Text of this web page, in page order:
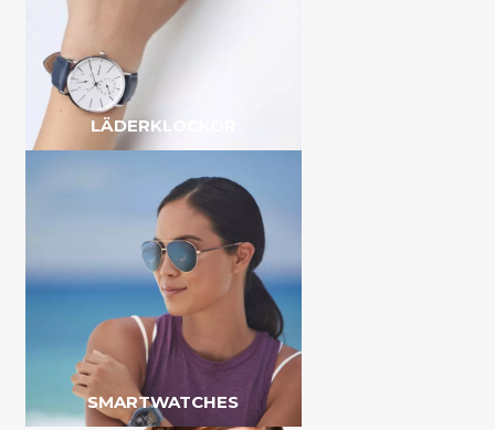
LÄDERKLOCKOR
SMARTWATCHES